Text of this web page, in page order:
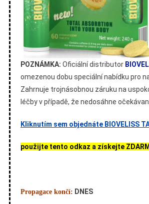
POZNÁMKA: Oficiální distributor
omezenou dobu speciální nabídku pro
Zahrnuje trojnásobnou záruku na
léčby v případě, že nedosáhne
Kliknutím sem objednáte BIOVELISS
použijte tento odkaz a získejte
Propagace končí: DNES